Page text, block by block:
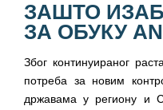
ЗАШТО
ЗА ОБУКУ
Због континуираног
потреба за новим
државама у региону и